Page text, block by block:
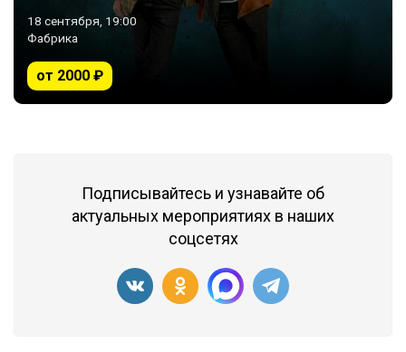
18 сентября, 19:00
Фабрика
от 2000 ₽
Подписывайтесь и узнавайте об
актуальных мероприятиях в наших
соцсетях